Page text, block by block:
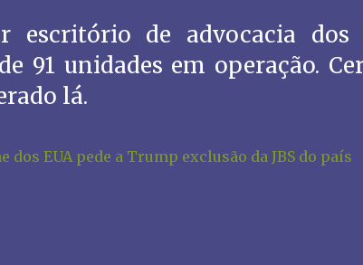
escritório de advocacia dos
91 unidades em operação.
lá.
EUA pede a Trump exclusão da JBS do país